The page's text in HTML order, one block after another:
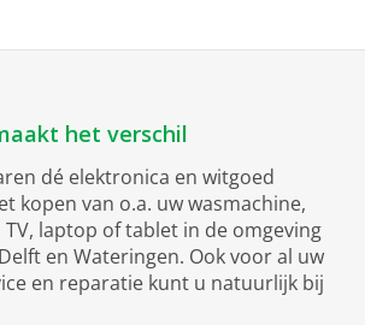
het verschil
dé elektronica en witgoed
kopen van o.a. uw wasmachine,
laptop of tablet in de omgeving
en Wateringen. Ook voor al uw
en reparatie kunt u natuurlijk bij